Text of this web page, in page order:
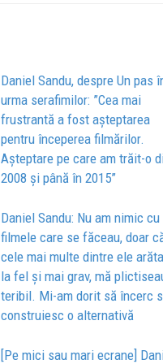
Daniel Sandu, despre Un pas
urma serafimilor: ”Cea mai
frustrantă a fost așteptarea
pentru începerea filmărilor.
Așteptare pe care am trăit-o
2008 și până în 2015”
Daniel Sandu: Nu am nimic cu
filmele care se făceau, doar
cele mai multe dintre ele
la fel și mai grav, mă
teribil. Mi-am dorit să încerc
construiesc o alternativă
[Pe mici sau mari ecrane]